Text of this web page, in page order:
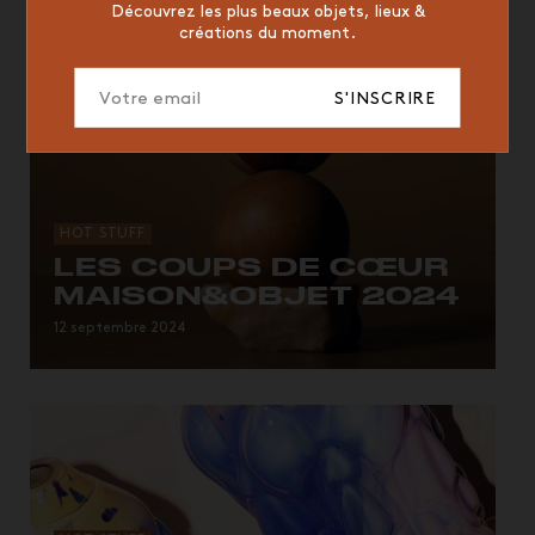
HOT STUFF
LES COUPS DE CŒUR
MAISON&OBJET 2024
15 pièces repérées au salon.
12 septembre 2024
Découvrez les plus beaux objets, lieux &
créations du moment.
S'INSCRIRE